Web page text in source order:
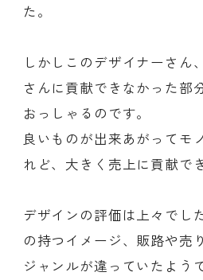
た。
しかしこのデザイナーさん
さんに貢献できなかった部
おっしゃるのです。
良いものが出来あがってモ
れど、大きく売上に貢献で
デザインの評価は上々でし
の持つイメージ、販路や売
ジャンルが違っていたよう